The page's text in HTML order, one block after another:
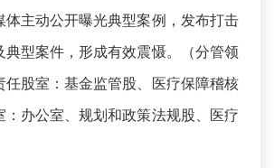
体主动公开曝光典型案例，发布打击
典型案件，形成有效震慑。（分管领
任股室：基金监管股、医疗保障稽核
：办公室、规划和政策法规股、医疗